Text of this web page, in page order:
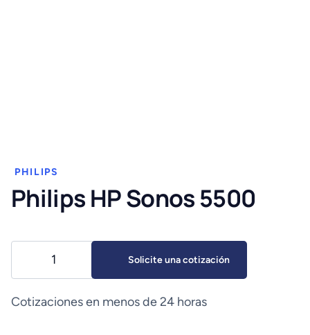
PHILIPS
Philips HP Sonos 5500
Sonos
5500
Solicite una cotización
Cotizaciones en menos de 24 horas